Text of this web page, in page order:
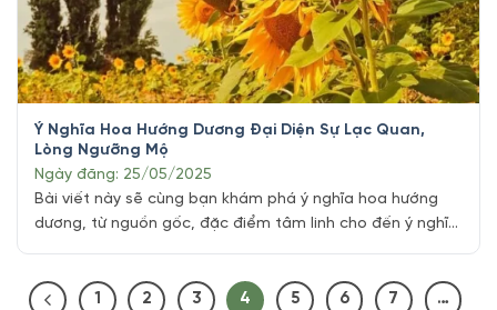
Ý Nghĩa Hoa Hướng Dương Đại Diện Sự Lạc Quan,
Lòng Ngưỡng Mộ
Ngày đăng: 25/05/2025
Bài viết này sẽ cùng bạn khám phá ý nghĩa hoa hướng
dương, từ nguồn gốc, đặc điểm tâm linh cho đến ý nghĩa
được con người ca ngợi với sự [...]
1 2 3 4 5 6 7 …